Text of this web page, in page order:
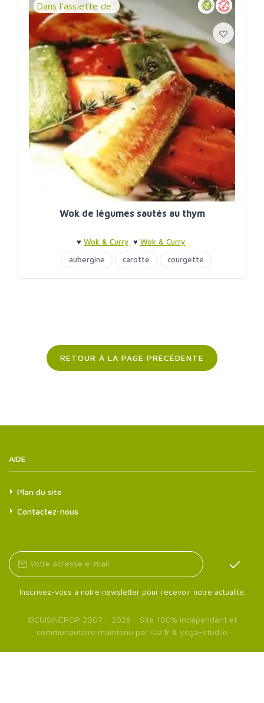
Dans l'assiette de...
Wok de légumes sautés au thym
♥ Wok & Curry ♥ Wok & Curry
aubergine
carotte courgette
RETOUR À LA PAGE PRÉCÉDENTE
AIDE
Plan du site
Contactez-nous
Inscrivez-vous à notre newsletter pour recevoir notre actualité.
©CUISINEPOP 2007 - 2026 - Site 100% indépendant et
communautaire maintenu par iOz.fr & yoga-stud.io